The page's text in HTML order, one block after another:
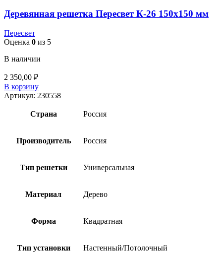
Деревянная решетка Пересвет К-26 150х150 мм
Пересвет
Оценка 0 из 5
В наличии
2 350,00 ₽
В корзину
Артикул: 230558
Страна Россия
Производитель Россия
Тип решетки Универсальная
Материал Дерево
Форма Квадратная
Тип установки Настенный/Потолочный